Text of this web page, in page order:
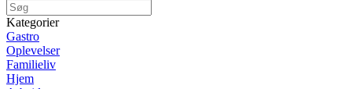
Kategorier
Gastro
Oplevelser
Familieliv
Hjem